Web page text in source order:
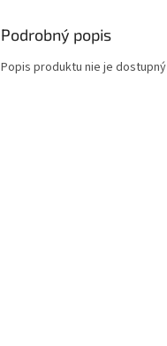
Podrobný popis
Popis produktu nie je dostupný